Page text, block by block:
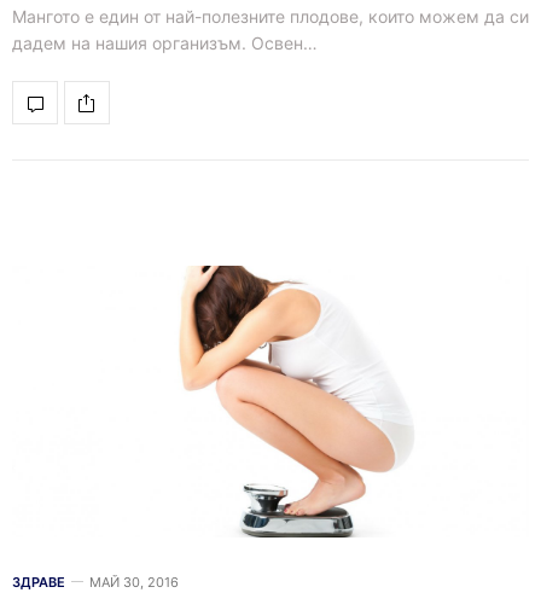
Мангото е един от най-полезните плодове, които можем да си
дадем на нашия организъм. Освен…
ЗДРАВЕ МАЙ 30, 2016